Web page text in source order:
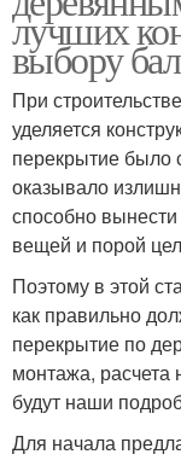
лучших
выбору
При
уделяется
перекрытие было
оказывало
способно
вещей и порой
Поэтому в этой
как правильно
перекрытие по
монтажа, расчета
будут наши
Для начала